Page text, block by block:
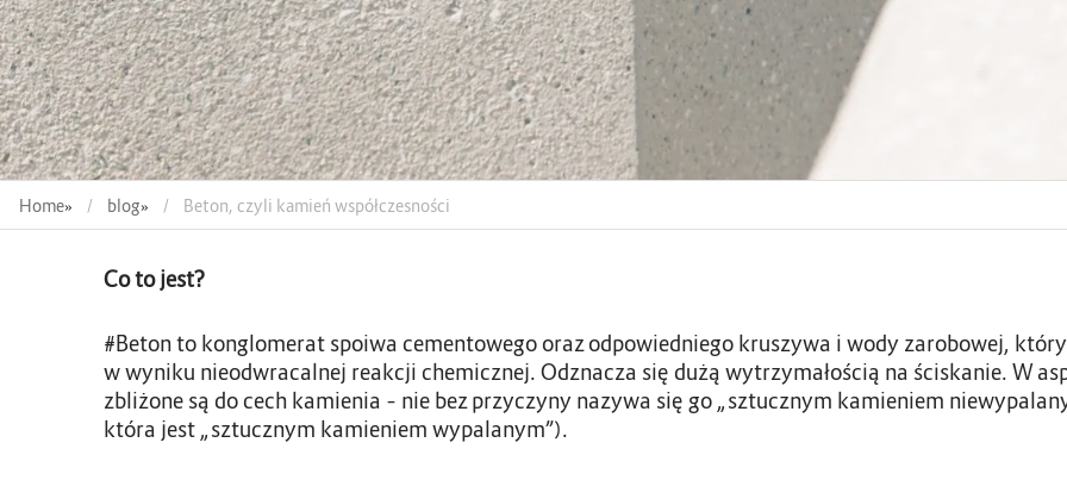
Home» blog» Beton, czyli kamień współczesności
Co to jest?
#Beton to konglomerat spoiwa cementowego oraz odpowiedniego kruszywa i wody zarobowej,
w wyniku nieodwracalnej reakcji chemicznej. Odznacza się dużą wytrzymałością na ściskanie. W
zbliżone są do cech kamienia – nie bez przyczyny nazywa się go „sztucznym kamieniem
która jest „sztucznym kamieniem wypalanym”).